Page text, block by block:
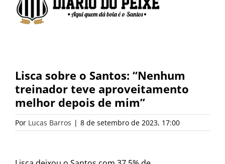
Lisca sobre o Santos: “Nenhum
treinador teve aproveitamento
melhor depois de mim”
Por Lucas Barros | 8 de setembro de 2023, 17:00